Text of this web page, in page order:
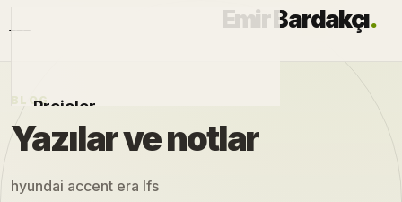
Emir Bardakçı.
Projeler
Otomobiller
Modlar
BLOG
Yazılar ve notlar
hyundai accent era lfs